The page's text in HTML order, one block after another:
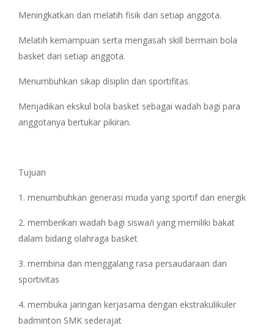
Meningkatkan dan melatih fisik dari setiap anggota.
Melatih kemampuan serta mengasah skill bermain bola
basket dari setiap anggota.
Menumbuhkan sikap disiplin dan sportifitas.
Menjadikan ekskul bola basket sebagai wadah bagi para
anggotanya bertukar pikiran.
Tujuan
1. menumbuhkan generasi muda yang sportif dan energik
2. memberikan wadah bagi siswa/i yang memiliki bakat
dalam bidang olahraga basket
3. membina dan menggalang rasa persaudaraan dan
sportivitas
4. membuka jaringan kerjasama dengan ekstrakulikuler
badminton SMK sederajat